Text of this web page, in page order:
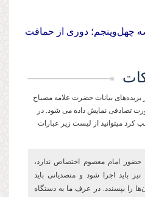
چهل‌وپنجم؛ دوری از حماقت
بیانات حضرت علامه مصباح
تصادفی نمایش داده می شود. در
میتوانید از لیست زیر عبارات
حضور امام معصوم اختصاص ندارد،
باید اجرا شود و متصدیانی باید
را بپسندد. در عرف ما به دستگاه